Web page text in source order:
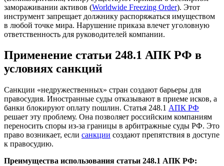
замораживании активов (Worldwide Freezing Order). Этот
инструмент запрещает должнику распоряжаться имуществом
в любой точке мира. Нарушение приказа влечет уголовную
ответственность для руководителей компании.
Применение статьи 248.1 АПК РФ в
условиях санкций
Санкции «недружественных» стран создают барьеры для
правосудия. Иностранные суды отказывают в приеме исков, а
банки блокируют оплату пошлин. Статья 248.1 АПК РФ
решает эту проблему. Она позволяет российским компаниям
переносить споры из-за границы в арбитражные суды РФ. Это
право возникает, если санкции создают препятствия в доступе
к правосудию.
Преимущества использования статьи 248.1 АПК РФ: